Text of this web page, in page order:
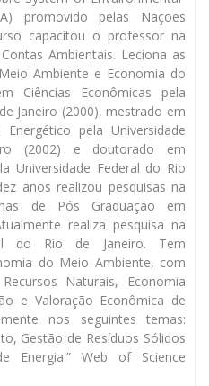
promovido pelas Nações
capacitou o professor na
Ambientais. Leciona as
Ambiente e Economia do
Ciências Econômicas pela
Janeiro (2000), mestrado em
pela Universidade
(2002) e doutorado em
Universidade Federal do Rio
anos realizou pesquisas na
de Pós Graduação em
realiza pesquisa na
do Rio de Janeiro. Tem
do Meio Ambiente, com
Naturais, Economia
e Valoração Econômica de
nos seguintes temas:
Gestão de Resíduos Sólidos
Energia.” Web of Science